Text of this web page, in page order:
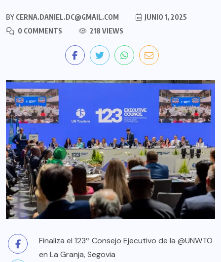
BY CERNA.DANIEL.DC@GMAIL.COM
JUNIO 1, 2025
0 COMMENTS
218 VIEWS
Finaliza el 123º Consejo Ejecutivo de la @UNWTO
en La Granja, Segovia